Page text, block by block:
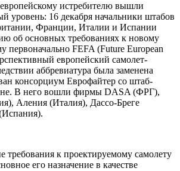
истребителю вышли
уровень: 16 декабря начальники штабов
Франции, Италии и Испании
об основных требованиях к новому
первоначально FEFA (Future European
европейский самолет-
аббревиатура была заменена
консорциум Еврофайтер со штаб-
В него вошли фирмы DASA (ФРГ),
Аления (Италия), Дассо-Бреге
требования к проектируемому самолету
его назначение в качестве